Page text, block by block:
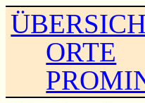
ORTE